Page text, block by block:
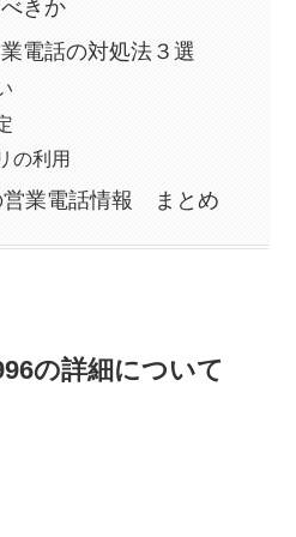
きか
電話の対処法３選
の利用
営業電話情報 まとめ
の詳細について